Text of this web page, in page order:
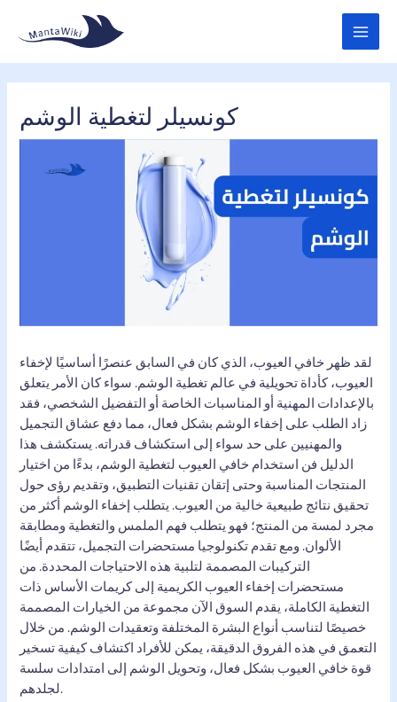
content
كونسيلر لتغطية الوشم
لقد ظهر خافي العيوب، الذي كان في السابق عنصرًا أساسيًا لإخفاء
العيوب، كأداة تحويلية في عالم تغطية الوشم. سواء كان الأمر يتعلق
بالإعدادات المهنية أو المناسبات الخاصة أو التفضيل الشخصي، فقد
زاد الطلب على إخفاء الوشم بشكل فعال، مما دفع عشاق التجميل
والمهنيين على حد سواء إلى استكشاف قدراته. يستكشف هذا
الدليل فن استخدام خافي العيوب لتغطية الوشم، بدءًا من اختيار
المنتجات المناسبة وحتى إتقان تقنيات التطبيق، وتقديم رؤى حول
تحقيق نتائج طبيعية خالية من العيوب. يتطلب إخفاء الوشم أكثر من
مجرد لمسة من المنتج؛ فهو يتطلب فهم الملمس والتغطية ومطابقة
الألوان. ومع تقدم تكنولوجيا مستحضرات التجميل، تتقدم أيضًا
التركيبات المصممة لتلبية هذه الاحتياجات المحددة. من
مستحضرات إخفاء العيوب الكريمية إلى كريمات الأساس ذات
التغطية الكاملة، يقدم السوق الآن مجموعة من الخيارات المصممة
خصيصًا لتناسب أنواع البشرة المختلفة وتعقيدات الوشم. من خلال
التعمق في هذه الفروق الدقيقة، يمكن للأفراد اكتشاف كيفية تسخير
قوة خافي العيوب بشكل فعال، وتحويل الوشم إلى امتدادات سلسة
لجلدهم.